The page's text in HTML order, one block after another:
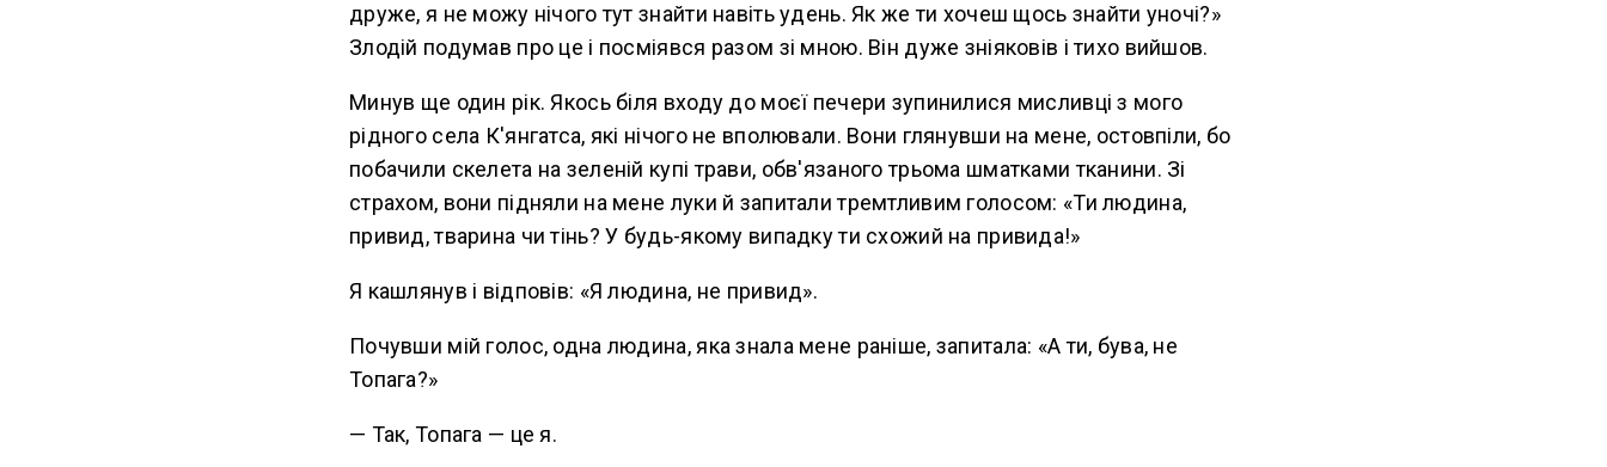
друже, я не можу нічого тут знайти навіть удень. Як же ти хочеш щось знайти уночі?»
Злодій подумав про це і посміявся разом зі мною. Він дуже зніяковів і тихо вийшов.
Минув ще один рік. Якось біля входу до моєї печери зупинилися мисливці з мого
рідного села К'янгатса, які нічого не вполювали. Вони глянувши на мене, остовпіли, бо
побачили скелета на зеленій купі трави, обв'язаного трьома шматками тканини. Зі
страхом, вони підняли на мене луки й запитали тремтливим голосом: «Ти людина,
привид, тварина чи тінь? У будь-якому випадку ти схожий на привида!»
Я кашлянув і відповів: «Я людина, не привид».
Почувши мій голос, одна людина, яка знала мене раніше, запитала: «А ти, бува, не
Топага?»
— Так, Топага — це я.